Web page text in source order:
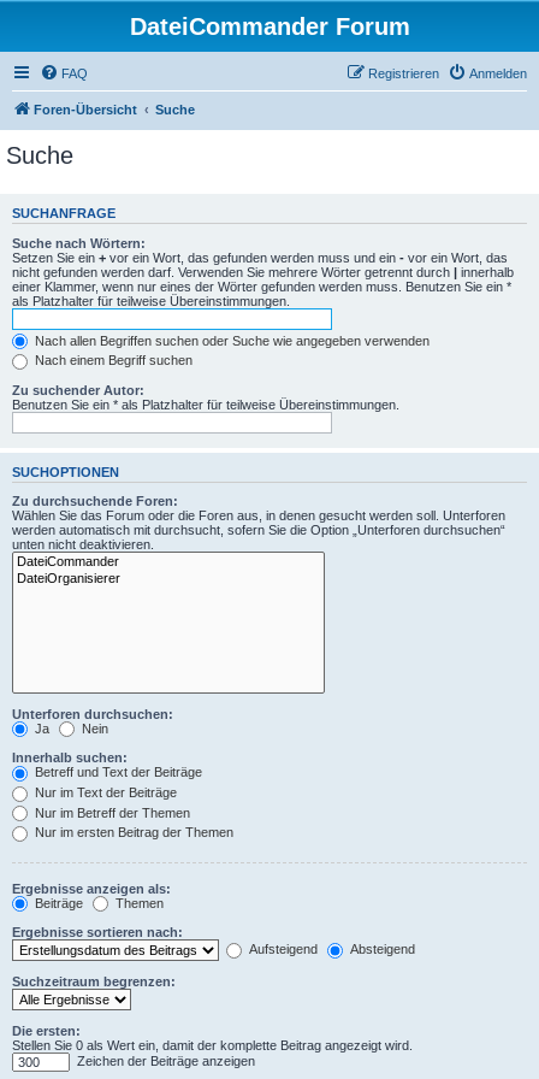
DateiCommander Forum
FAQ Anmelden
Registrieren
Foren-Übersicht Suche
Suche
SUCHANFRAGE
Suche nach Wörtern:
Setzen Sie ein + vor ein Wort, das gefunden werden muss und ein - vor ein Wort, das
nicht gefunden werden darf. Verwenden Sie mehrere Wörter getrennt durch | innerhalb
einer Klammer, wenn nur eines der Wörter gefunden werden muss. Benutzen Sie ein *
als Platzhalter für teilweise Übereinstimmungen.
Nach allen Begriffen suchen oder Suche wie angegeben verwenden
Nach einem Begriff suchen
Zu suchender Autor:
Benutzen Sie ein * als Platzhalter für teilweise Übereinstimmungen.
SUCHOPTIONEN
Zu durchsuchende Foren:
Wählen Sie das Forum oder die Foren aus, in denen gesucht werden soll. Unterforen
werden automatisch mit durchsucht, sofern Sie die Option „Unterforen durchsuchen“
unten nicht deaktivieren.
Unterforen durchsuchen:
Ja
Nein
Innerhalb suchen:
Betreff und Text der Beiträge
Nur im Text der Beiträge
Nur im Betreff der Themen
Nur im ersten Beitrag der Themen
Ergebnisse anzeigen als:
Beiträge
Themen
Ergebnisse sortieren nach:
Aufsteigend
Absteigend
Suchzeitraum begrenzen:
Die ersten:
Stellen Sie 0 als Wert ein, damit der komplette Beitrag angezeigt wird.
Zeichen der Beiträge anzeigen